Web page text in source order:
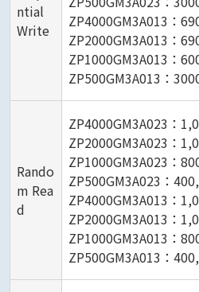
ntial
Write
ZP4000GM3A013：
ZP2000GM3A013：
ZP1000GM3A013：
ZP500GM3A013：
Rando
m Rea
d
ZP4000GM3A023：
ZP2000GM3A023：
ZP1000GM3A023：
ZP500GM3A023：
ZP4000GM3A013：
ZP2000GM3A013：
ZP1000GM3A013：
ZP500GM3A013：